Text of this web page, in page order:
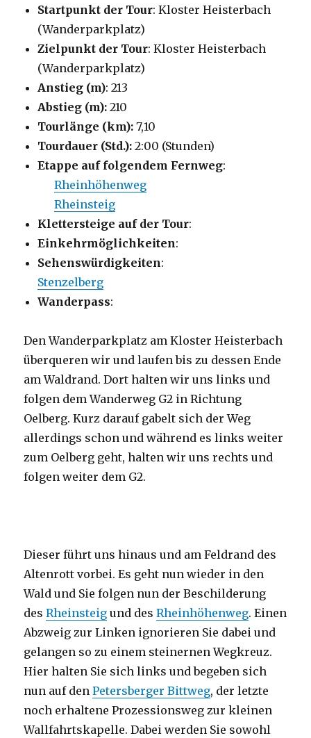
Startpunkt der Tour: Kloster Heisterbach
(Wanderparkplatz)
Zielpunkt der Tour: Kloster Heisterbach
(Wanderparkplatz)
Anstieg (m): 213
Abstieg (m): 210
Tourlänge (km):7,10
Tourdauer (Std.): 2:00 (Stunden)
Etappe auf folgendem Fernweg:
Rheinhöhenweg
Rheinsteig
Klettersteige auf der Tour:
Einkehrmöglichkeiten:
Sehenswürdigkeiten:
Stenzelberg
Wanderpass:
Den Wanderparkplatz am Kloster Heisterbach
überqueren wir und laufen bis zu dessen Ende
am Waldrand. Dort halten wir uns links und
folgen dem Wanderweg G2 in Richtung
Oelberg. Kurz darauf gabelt sich der Weg
allerdings schon und während es links weiter
zum Oelberg geht, halten wir uns rechts und
folgen weiter dem G2.
Dieser führt uns hinaus und am Feldrand des
Altenrott vorbei. Es geht nun wieder in den
Wald und Sie folgen nun der Beschilderung
desRheinsteig und desRheinhöhenweg. Einen
Abzweig zur Linken ignorieren Sie dabei und
gelangen so zu einem steinernen Wegkreuz.
Hier halten Sie sich links und begeben sich
nun auf denPetersberger Bittweg, der letzte
noch erhaltene Prozessionsweg zur kleinen
Wallfahrtskapelle. Dabei werden Sie sowohl